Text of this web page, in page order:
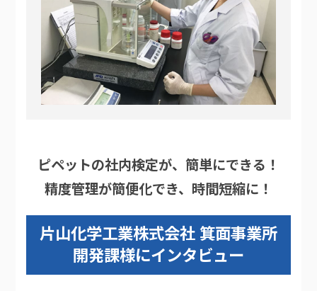
ピペットの社内検定が、簡単にできる！
精度管理が簡便化でき、時間短縮に！
片山化学工業株式会社 箕面事業所
開発課様にインタビュー